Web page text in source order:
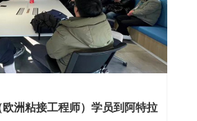
洲粘接工程师）学员到阿特拉